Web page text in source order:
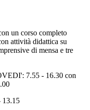
un corso completo
attività didattica su
di mensa e tre
7.55 - 16.30 con
13.15